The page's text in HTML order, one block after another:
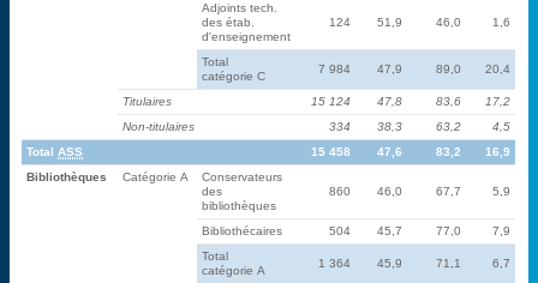
Adjoints tech.
des étab.
d'enseignement
124 51,9 46,0 1,6
Total
catégorie C
7 984 47,9 89,0 20,4
Titulaires 15 124 47,8 83,6
17,2
Non-titulaires
334 38,3 63,2
4,5
Total ASS 15 458 47,6 83,2
16,9
Bibliothèques
Catégorie A
Conservateurs
des
bibliothèques
860 46,0 67,7 5,9
Bibliothécaires 504 45,7 77,0
7,9
Total
catégorie A
1 364 45,9 71,1 6,7